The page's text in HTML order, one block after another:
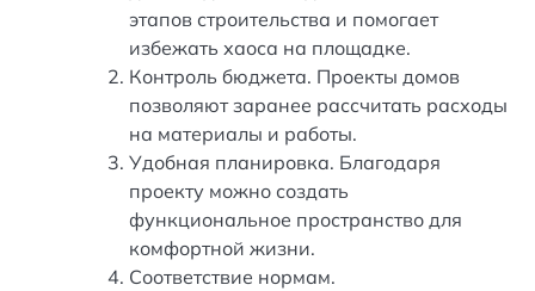
этапов строительства и помогает
избежать хаоса на площадке.
Контроль бюджета. Проекты домов
позволяют заранее рассчитать расходы
на материалы и работы.
Удобная планировка. Благодаря
проекту можно создать
функциональное пространство для
комфортной жизни.
Соответствие нормам.